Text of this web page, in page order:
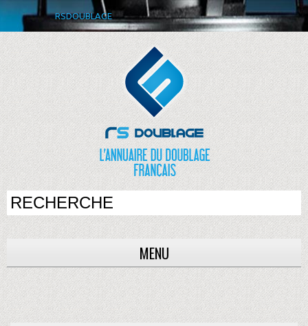
RSDOUBLAGE
MENU